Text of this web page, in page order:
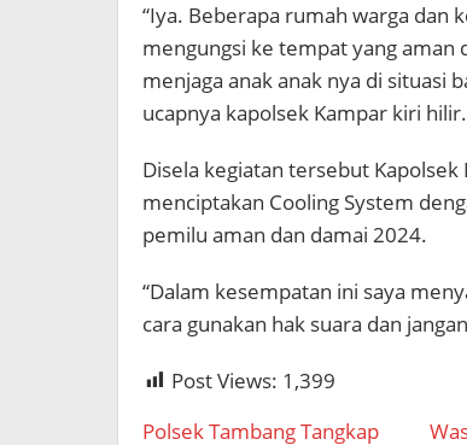
“Iya. Beberapa rumah warga dan
mengungsi ke tempat yang aman
menjaga anak anak nya di situasi
ucapnya kapolsek Kampar kiri hilir.
Disela kegiatan tersebut
menciptakan Cooling System
pemilu aman dan damai 2024.
“Dalam kesempatan ini saya
cara gunakan hak suara dan
Post Views: 1,399
Polsek Tambang Tangkap